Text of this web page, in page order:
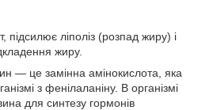
підсилює ліполіз (розпад жиру) і
жиру.
— це замінна амінокислота, яка
з фенілаланіну. В організмі
для синтезу гормонів